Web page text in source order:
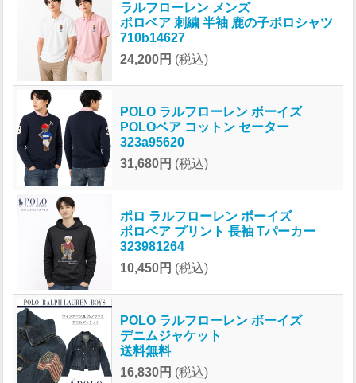
ラルフローレン メンズ
ポロベア 刺繍 半袖 鹿の子ポロシャツ
710b14627
24,200円 (税込)
POLO ラルフローレン ボーイズ
POLOベア コットン セーター
323a95620
31,680円 (税込)
ポロ ラルフローレン ボーイズ
ポロベア プリント 長袖 Tパーカー
323981264
10,450円 (税込)
POLO ラルフローレン ボーイズ
デニムジャケット
送料無料
16,830円 (税込)